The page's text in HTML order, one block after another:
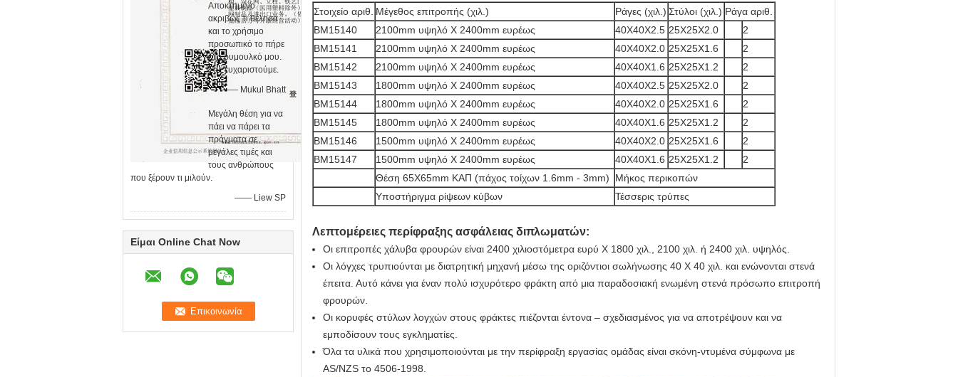
Αποκτημένο
ακριβώς τι θέλησα
και το χρήσιμο
προσωπικό το πήρε
στο ρυμουλκό μου.
Σας ευχαριστούμε.
—— Mukul Bhatt
Μεγάλη θέση για να
πάει να πάρει τα
πράγματα σε
μεγάλες τιμές και
τους ανθρώπους
που ξέρουν τι μιλούν.
—— Liew SP
Είμαι Online Chat Now
Στοιχείο αριθ. Μέγεθος επιτροπής (χιλ.) Ράγες (χιλ.) Στύλοι (χιλ.) Ράγα αριθ.
BM15140
2100mm υψηλό Χ 2400mm ευρέως 40X40X2.5 25X25X2.0
2
BM15141
2100mm υψηλό Χ 2400mm ευρέως 40X40X2.0 25X25X1.6
2
BM15142
2100mm υψηλό Χ 2400mm ευρέως 40X40X1.6 25X25X1.2
2
BM15143
1800mm υψηλό Χ 2400mm ευρέως 40X40X2.5 25X25X2.0
2
BM15144
1800mm υψηλό Χ 2400mm ευρέως 40X40X2.0 25X25X1.6
2
BM15145
1800mm υψηλό Χ 2400mm ευρέως 40X40X1.6 25X25X1.2
2
BM15146
1500mm υψηλό Χ 2400mm ευρέως 40X40X2.0 25X25X1.6
2
BM15147
1500mm υψηλό Χ 2400mm ευρέως 40X40X1.6 25X25X1.2
2
Θέση 65X65mm ΚΑΠ (πάχος τοίχων 1.6mm - 3mm)
Μήκος περικοπών
Υποστήριγμα ρίψεων κύβων
Τέσσερις τρύπες
Λεπτομέρειες περίφραξης ασφάλειας διπλωματών:
Οι επιτροπές χάλυβα φρουρών είναι 2400 χιλιοστόμετρα ευρύ Χ 1800 χιλ., 2100 χιλ. ή 2400 χιλ. υψηλός.
Οι λόγχες τρυπιούνται με διατρητική μηχανή μέσω της οριζόντιοι σωλήνωσης 40 X 40 χιλ. και ενώνονται στενά
έπειτα. Αυτό κάνει για έναν πολύ ισχυρότερο φράκτη από μια παραδοσιακή ενωμένη στενά πρόσωπο επιτροπή
φρουρών.
Οι κορυφές στύλων λογχών στους φράκτες πιέζονται έντονα – σχεδιασμένος για να αποτρέψουν και να
εμποδίσουν τους εγκληματίες.
Όλα τα υλικά που χρησιμοποιούνται με την περίφραξη εργασίας ομάδας είναι σκόνη-ντυμένα σύμφωνα με
AS/NZS το 4506-1998.